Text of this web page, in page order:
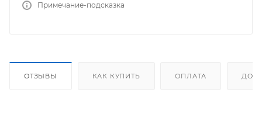
Примечание-подсказка
ОТЗЫВЫ КАК КУПИТЬ ОПЛАТА